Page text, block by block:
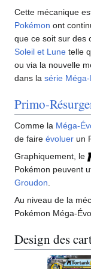
Cette mécanique
Pokémon ont
que ce soit sur des
Soleil et Lune telle
ou via la nouvelle
dans la série
Primo-
Comme la Méga-
de faire évoluer un
Graphiquement, le
Pokémon peuvent
Groudon.
Au niveau de la
Pokémon Méga-
Design des